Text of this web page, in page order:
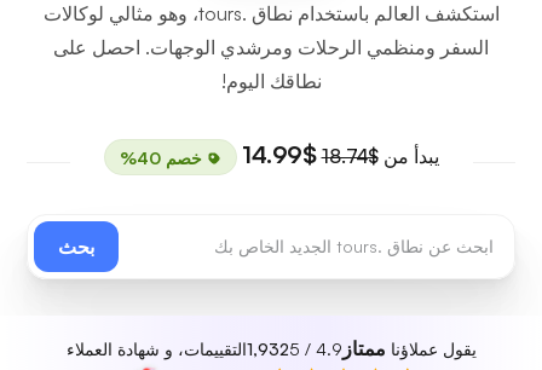
استكشف العالم باستخدام نطاق .tours، وهو مثالي لوكالات
السفر ومنظمي الرحلات ومرشدي الوجهات. احصل على
نطاقك اليوم!
يبدأ من$18.74
$14.99 خصم 40%
بحث
يقول عملاؤنا ممتاز 4.9 / 5
1,932التقييمات، و شهادة العملاء